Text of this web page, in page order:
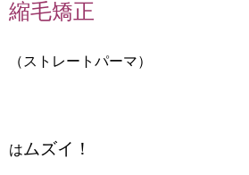
縮毛矯正
（ストレートパーマ）
は ムズイ！